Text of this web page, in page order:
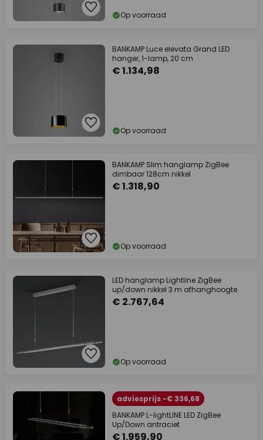
Op voorraad
BANKAMP Luce elevata Grand LED
hanger, 1-lamp, 20 cm
€ 1.134,98
Op voorraad
BANKAMP Slim hanglamp ZigBee
dimbaar 128cm nikkel
€ 1.318,90
Op voorraad
LED hanglamp Lightline ZigBee
up/down nikkel 3 m afhanghoogte
€ 2.767,64
Op voorraad
adviesprijs -€ 336,68
BANKAMP L-lightLINE LED ZigBee
Up/Down antraciet
€ 1.959,90